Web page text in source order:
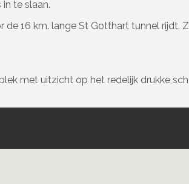
te slaan.
16 km. lange St Gotthart tunnel rijdt.
met uitzicht op het redelijk drukke